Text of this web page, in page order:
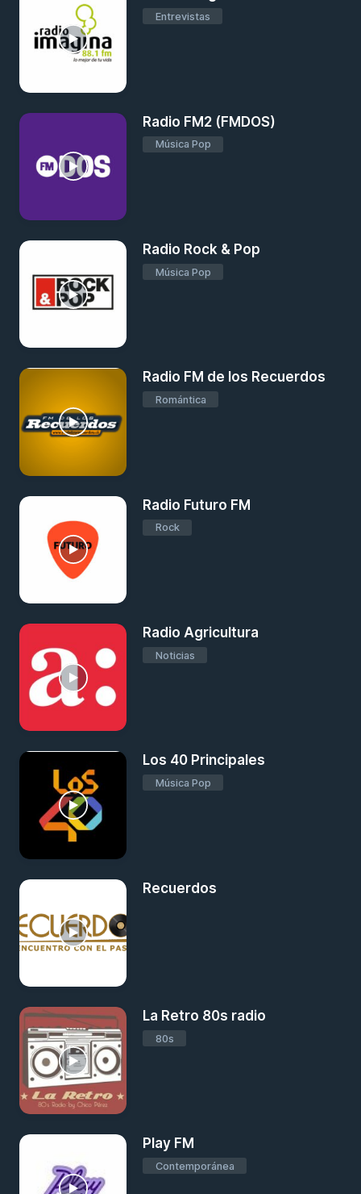
Entrevistas
Radio FM2 (FMDOS)
Música Pop
Radio Rock & Pop
Música Pop
Radio FM de los Recuerdos
Romántica
Radio Futuro FM
Rock
Radio Agricultura
Noticias
Los 40 Principales
Música Pop
Recuerdos
La Retro 80s radio
80s
Play FM
Contemporánea